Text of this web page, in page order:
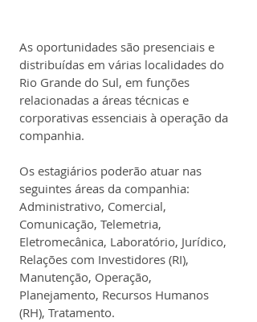
As oportunidades são presenciais e
distribuídas em várias localidades do
Rio Grande do Sul, em funções
relacionadas a áreas técnicas e
corporativas essenciais à operação da
companhia.
Os estagiários poderão atuar nas
seguintes áreas da companhia:
Administrativo, Comercial,
Comunicação, Telemetria,
Eletromecânica, Laboratório, Jurídico,
Relações com Investidores (RI),
Manutenção, Operação,
Planejamento, Recursos Humanos
(RH), Tratamento.